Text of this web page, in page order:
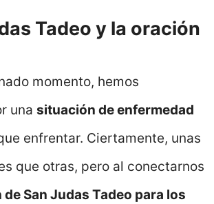
Tadeo y la oración
momento, hemos
una situación de enfermedad
enfrentar. Ciertamente, unas
que otras, pero al conectarnos
San Judas Tadeo para los